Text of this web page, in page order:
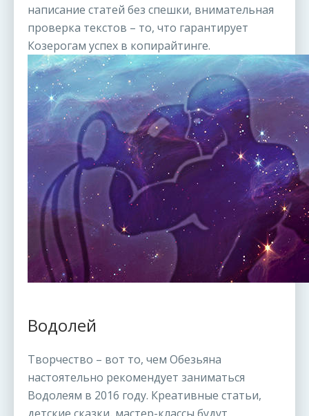
написание статей без спешки, внимательная
проверка текстов – то, что гарантирует
Козерогам успех в копирайтинге.
Водолей
Творчество – вот то, чем Обезьяна
настоятельно рекомендует заниматься
Водолеям в 2016 году. Креативные статьи,